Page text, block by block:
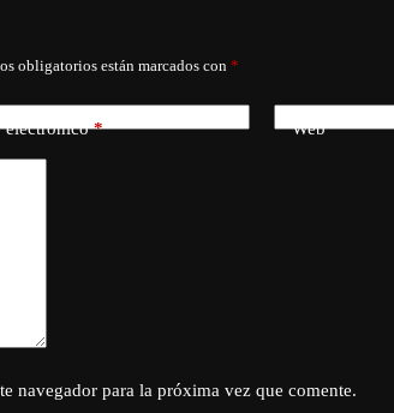
obligatorios están marcados con *
electrónico* Web
navegador para la próxima vez que comente.